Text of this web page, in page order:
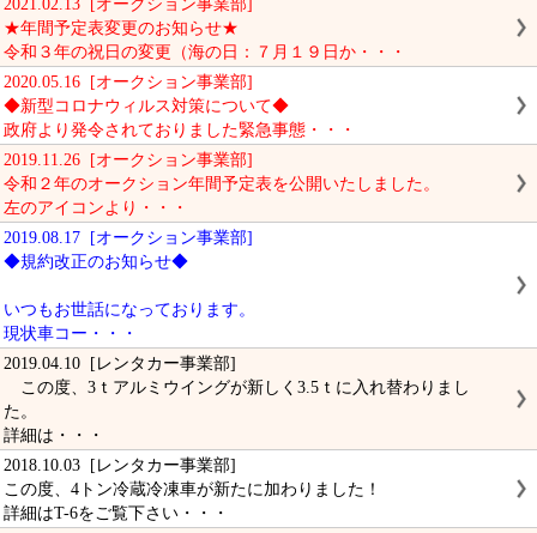
★年間予定表変更のお知らせ★
令和３年の祝日の変更（海の日：７月１９日か・・・
2020.05.16 [オークション事業部]
◆新型コロナウィルス対策について◆
政府より発令されておりました緊急事態・・・
2019.11.26 [オークション事業部]
令和２年のオークション年間予定表を公開いたしました。
左のアイコンより・・・
2019.08.17 [オークション事業部]
◆規約改正のお知らせ◆
いつもお世話になっております。
現状車コー・・・
2019.04.10 [レンタカー事業部]
この度、3ｔアルミウイングが新しく3.5ｔに入れ替わりまし
た。
詳細は・・・
2018.10.03 [レンタカー事業部]
この度、4トン冷蔵冷凍車が新たに加わりました！
詳細はT-6をご覧下さい・・・